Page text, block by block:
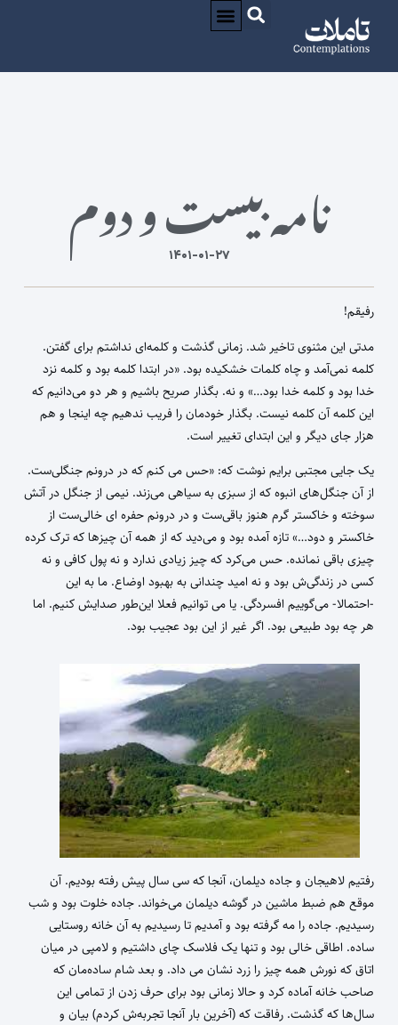
نامه بیست و دوم
۱۴۰۱-۰۱-۲۷
رفیقم!
مدتی این مثنوی تاخیر شد. زمانی گذشت و کلمه‌ای نداشتم برای گفتن.
کلمه نمی‌آمد و چاه کلمات خشکیده بود. «در ابتدا کلمه بود و کلمه نزد
خدا بود و کلمه خدا بود…» و نه. بگذار صریح باشیم و هر دو می‌دانیم که
این کلمه آن کلمه نیست. بگذار خودمان را فریب ندهیم چه اینجا و هم
هزار جای دیگر و این ابتدای تغییر است.
یک جایی مجتبی برایم نوشت که: «حس می کنم که در درونم جنگلی‌ست.
از آن جنگل‌های انبوه که از سبزی به سیاهی می‌زند. نیمی از جنگل در آتش
سوخته و خاکستر گرم هنوز باقی‌ست و در درونم حفره ای خالی‌ست از
خاکستر و دود…» تازه آمده بود و می‌دید که از همه آن چیزها که ترک کرده
چیزی باقی نمانده. حس می‌کرد که چیز زیادی ندارد و نه پول کافی و نه
کسی در زندگی‌ش بود و نه امید چندانی به بهبود اوضاع. ما به این
-احتمالا- می‌گوییم افسردگی. یا می توانیم فعلا این‌طور صدایش کنیم. اما
هر چه بود طبیعی بود. اگر غیر از این بود عجیب بود.
رفتیم لاهیجان و جاده دیلمان، آنجا که سی سال پیش رفته بودیم. آن
موقع هم ضبط ماشین در گوشه دیلمان می‌خواند. جاده خلوت بود و شب
رسیدیم. جاده را مه گرفته بود و آمدیم تا رسیدیم به آن خانه روستایی
ساده. اطاقی خالی بود و تنها یک فلاسک چای داشتیم و لامپی در میان
اتاق که نورش همه چیز را زرد نشان می داد. و بعد شام ساده‌مان که
صاحب خانه آماده کرد و حالا زمانی بود برای حرف زدن از تمامی این
سال‌ها که گذشت. رفاقت که (آخرین بار آنجا تجربه‌ش کردم) بیان و